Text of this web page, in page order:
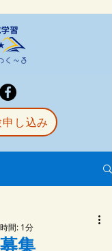
し込み
集
間: 1分